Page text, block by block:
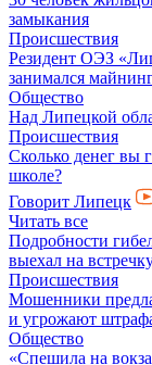
замыкания
Происшествия
Резидент ОЭЗ
занимался
Общество
Над Липецкой
Происшествия
Сколько денег вы
школе?
Говорит Липецк
Читать все
Подробности
выехал на
Происшествия
Мошенники
и угрожают
Общество
«Спешила на